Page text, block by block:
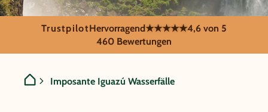
Argentinien - Imposante
TrustpilotHervorragend★★★★★4,6 von 5
460 Bewertungen
Imposante Iguazú Wasserfälle